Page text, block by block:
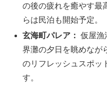
の後の疲れを癒やす最
らは民泊も開始予定。
玄海町パレア： 仮屋漁
界灘の夕日を眺めなが
のリフレッシュスポッ
す。